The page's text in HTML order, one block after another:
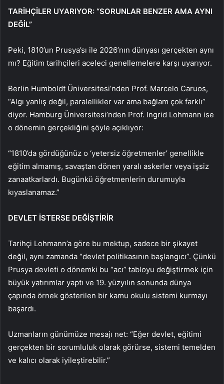
TARİHÇİLER UYARIYOR: “SORUNLAR BENZER AMA AYNI
DEĞİL”
Peki, 1810’un Prusya’sı ile 2026’nın dünyası gerçekten aynı
mı? Eğitim tarihçileri aceleci genellemelere karşı uyarıyor.
Berlin Humboldt Üniversitesi’nden Prof. Marcelo Caruos,
“Algı yanlış değil, paralellikler var ama bağlam çok farklı”
diyor. Hamburg Üniversitesi’nden Prof. Ingrid Lohmann ise
o dönemin gerçekliğini şöyle açıklıyor:
“1810’da gördüğünüz o ‘yetersiz öğretmenler’ genellikle
eğitim almamış, savaştan dönen yaralı askerler veya işsiz
zanaatkarlardı. Bugünkü öğretmenlerin durumuyla
kıyaslanamaz.”
DEVLET İSTERSE DEĞİŞTİRİR
Tarihçi Lohmann’a göre bu mektup, sadece bir şikayet
değil, aynı zamanda “devlet politikasının başlangıcı”. Çünkü
Prusya devleti o dönemki bu “acı” tabloyu değiştirmek için
büyük yatırımlar yaptı ve 19. yüzyılın sonunda dünya
çapında örnek gösterilen bir kamu okulu sistemi kurmayı
başardı.
Uzmanların günümüze mesajı net: “Eğer devlet, eğitimi
gerçekten bir sorumluluk olarak görürse, sistemi temelden
ve kalıcı olarak iyileştirebilir.”